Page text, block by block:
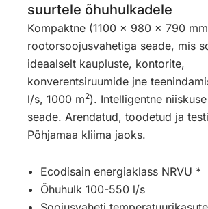
suurtele õhuhulkadele
Kompaktne (1100 x 980 x 790
rootorsoojusvahetiga seade, mis
ideaalselt kaupluste, kontorite,
konverentsiruumide jne
l/s, 1000 m2). Intelligentne
seade. Arendatud, toodetud ja
Põhjamaa kliima jaoks.
Ecodisain energiaklass NRVU *
Õhuhulk 100-550 l/s